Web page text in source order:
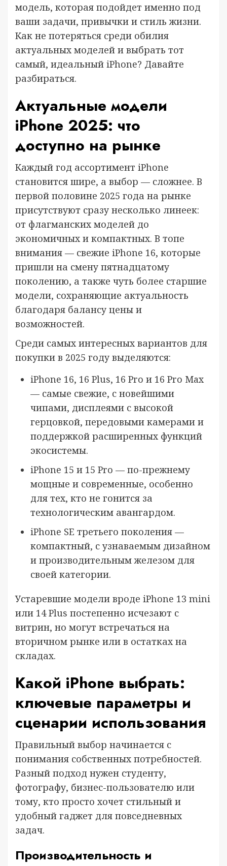
модель, которая подойдет именно под
ваши задачи, привычки и стиль жизни.
Как не потеряться среди обилия
актуальных моделей и выбрать тот
самый, идеальный iPhone? Давайте
разбираться.
Актуальные модели
iPhone 2025: что
доступно на рынке
Каждый год ассортимент iPhone
становится шире, а выбор — сложнее. В
первой половине 2025 года на рынке
присутствуют сразу несколько линеек:
от флагманских моделей до
экономичных и компактных. В топе
внимания — свежие iPhone 16, которые
пришли на смену пятнадцатому
поколению, а также чуть более старшие
модели, сохраняющие актуальность
благодаря балансу цены и
возможностей.
Среди самых интересных вариантов для
покупки в 2025 году выделяются:
iPhone 16, 16 Plus, 16 Pro и 16 Pro Max
— самые свежие, с новейшими
чипами, дисплеями с высокой
герцовкой, передовыми камерами и
поддержкой расширенных функций
экосистемы.
iPhone 15 и 15 Pro — по-прежнему
мощные и современные, особенно
для тех, кто не гонится за
технологическим авангардом.
iPhone SE третьего поколения —
компактный, с узнаваемым дизайном
и производительным железом для
своей категории.
Устаревшие модели вроде iPhone 13 mini
или 14 Plus постепенно исчезают с
витрин, но могут встречаться на
вторичном рынке или в остатках на
складах.
Какой iPhone выбрать:
ключевые параметры и
сценарии использования
Правильный выбор начинается с
понимания собственных потребностей.
Разный подход нужен студенту,
фотографу, бизнес-пользователю или
тому, кто просто хочет стильный и
удобный гаджет для повседневных
задач.
Производительность и